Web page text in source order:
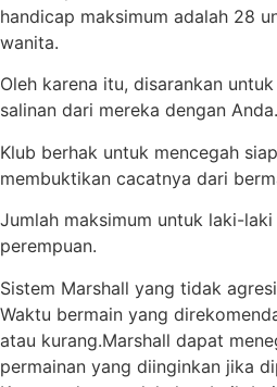
handicap maksimum adalah 28
wanita.
Oleh karena itu, disarankan
salinan dari mereka dengan Anda.
Klub berhak untuk mencegah
membuktikan cacatnya dari
Jumlah maksimum untuk laki-
perempuan.
Sistem Marshall yang tidak
Waktu bermain yang
atau kurang.Marshall dapat
permainan yang diinginkan jika